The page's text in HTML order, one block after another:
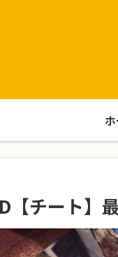
【チート】